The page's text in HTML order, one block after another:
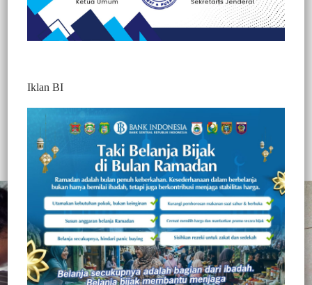
Kapolres Tana Toraja Kunjungi dan
Berikan Bantuan ke Warga Lumpuh
Redaksi Jurnaltivi
2 Min Baca
Rabu, 24 Maret 2021
Iklan BI